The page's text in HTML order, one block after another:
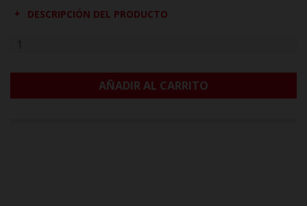
DESCRIPCIÓN DEL PRODUCTO
AÑADIR AL CARRITO